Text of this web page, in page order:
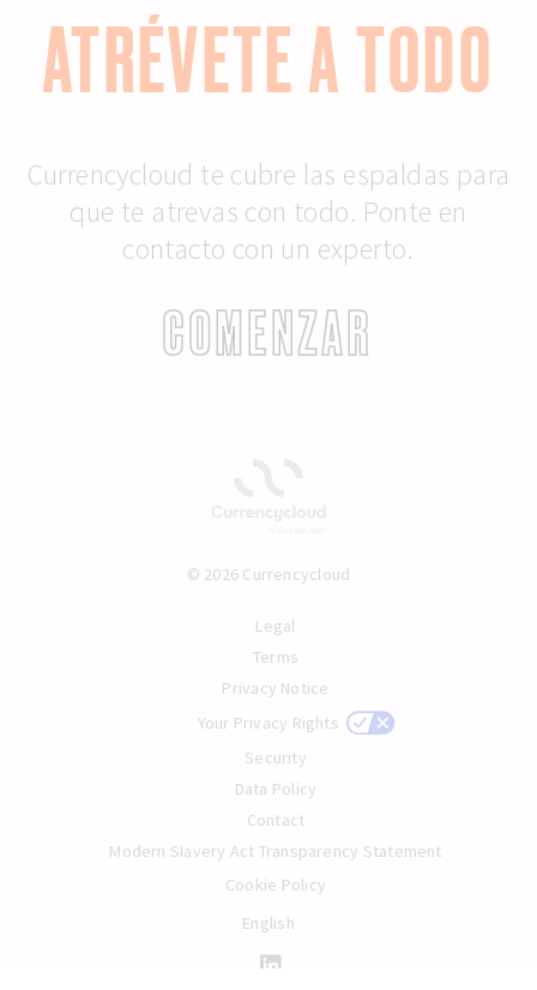
ATRÉVETE A TODO
Currencycloud te cubre las espaldas para
que te atrevas con todo. Ponte en
contacto con un experto.
COMENZAR
© 2026 Currencycloud
Legal
Terms
Privacy Notice
Your Privacy Rights
Security
Data Policy
Contact
Modern Slavery Act Transparency Statement
Cookie Policy
English